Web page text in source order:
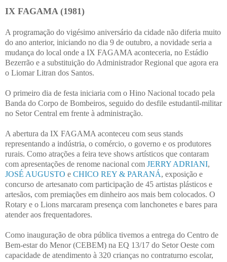
IX FAGAMA (1981)
A programação do vigésimo aniversário da cidade não diferia muito
do ano anterior, iniciando no dia 9 de outubro, a novidade seria a
mudança do local onde a IX FAGAMA aconteceria, no Estádio
Bezerrão e a substituição do Administrador Regional que agora era
o Liomar Litran dos Santos.
O primeiro dia de festa iniciaria com o Hino Nacional tocado pela
Banda do Corpo de Bombeiros, seguido do desfile estudantil-militar
no Setor Central em frente à administração.
A abertura da IX FAGAMA aconteceu com seus stands
representando a indústria, o comércio, o governo e os produtores
rurais. Como atrações a feira teve shows artísticos que contaram
com apresentações de renome nacional com JERRY ADRIANI,
JOSÉ AUGUSTO e CHICO REY & PARANÁ, exposição e
concurso de artesanato com participação de 45 artistas plásticos e
artesãos, com premiações em dinheiro aos mais bem colocados. O
Rotary e o Lions marcaram presença com lanchonetes e bares para
atender aos frequentadores.
Como inauguração de obra pública tivemos a entrega do Centro de
Bem-estar do Menor (CEBEM) na EQ 13/17 do Setor Oeste com
capacidade de atendimento à 320 crianças no contraturno escolar,